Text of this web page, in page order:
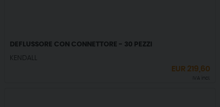
DEFLUSSORE CON CONNETTORE - 30 PEZZI
KENDALL
EUR 219,60
IVA incl.